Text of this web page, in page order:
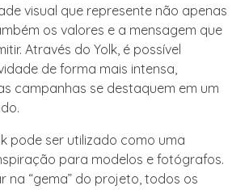
visual que represente não apenas
os valores e a mensagem que
Através do Yolk, é possível
de forma mais intensa,
campanhas se destaquem em um
pode ser utilizado como uma
para modelos e fotógrafos.
na “gema” do projeto, todos os